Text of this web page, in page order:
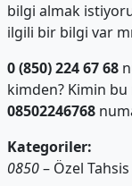
bilgi almak
ilgili bir bilgi var
0 (850) 224 67 68
kimden? Kimin
08502246768
Kategoriler:
0850– Özel